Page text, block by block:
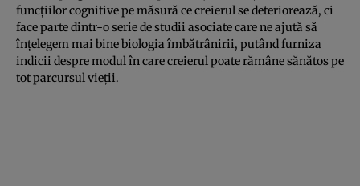
funcţiilor cognitive pe măsură ce creierul se deteriorează, ci
face parte dintr-o serie de studii asociate care ne ajută să
înţelegem mai bine biologia îmbătrânirii, putând furniza
indicii despre modul în care creierul poate rămâne sănătos pe
tot parcursul vieţii.